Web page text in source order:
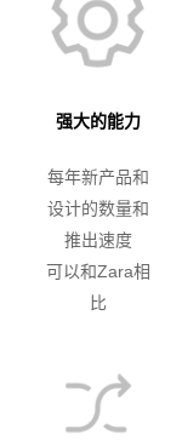
强大的能力
每年新产品和
设计的数量和
推出速度
可以和Zara相
比